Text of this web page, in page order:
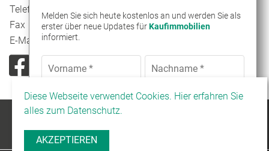
Telefon
Fax
E-Mail
info@isenburg-immobilien.de
© Isenburg Immobilien
Impressum
Melden Sie sich heute kostenlos an und werden Sie als
erster über neue Updates fürKaufimmobilien
informiert.
Diese Webseite verwendet Cookies. Hier erfahren Sie
alles zum Datenschutz.
AKZEPTIEREN